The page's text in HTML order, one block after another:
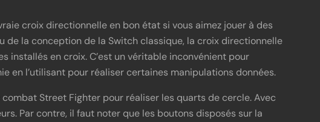
croix directionnelle en bon état si vous aimez jouer à des
de la conception de la Switch classique, la croix directionnelle
installés en croix. C’est un véritable inconvénient pour
en l’utilisant pour réaliser certaines manipulations données.
Street Fighter pour réaliser les quarts de cercle. Avec
Par contre, il faut noter que les boutons disposés sur la